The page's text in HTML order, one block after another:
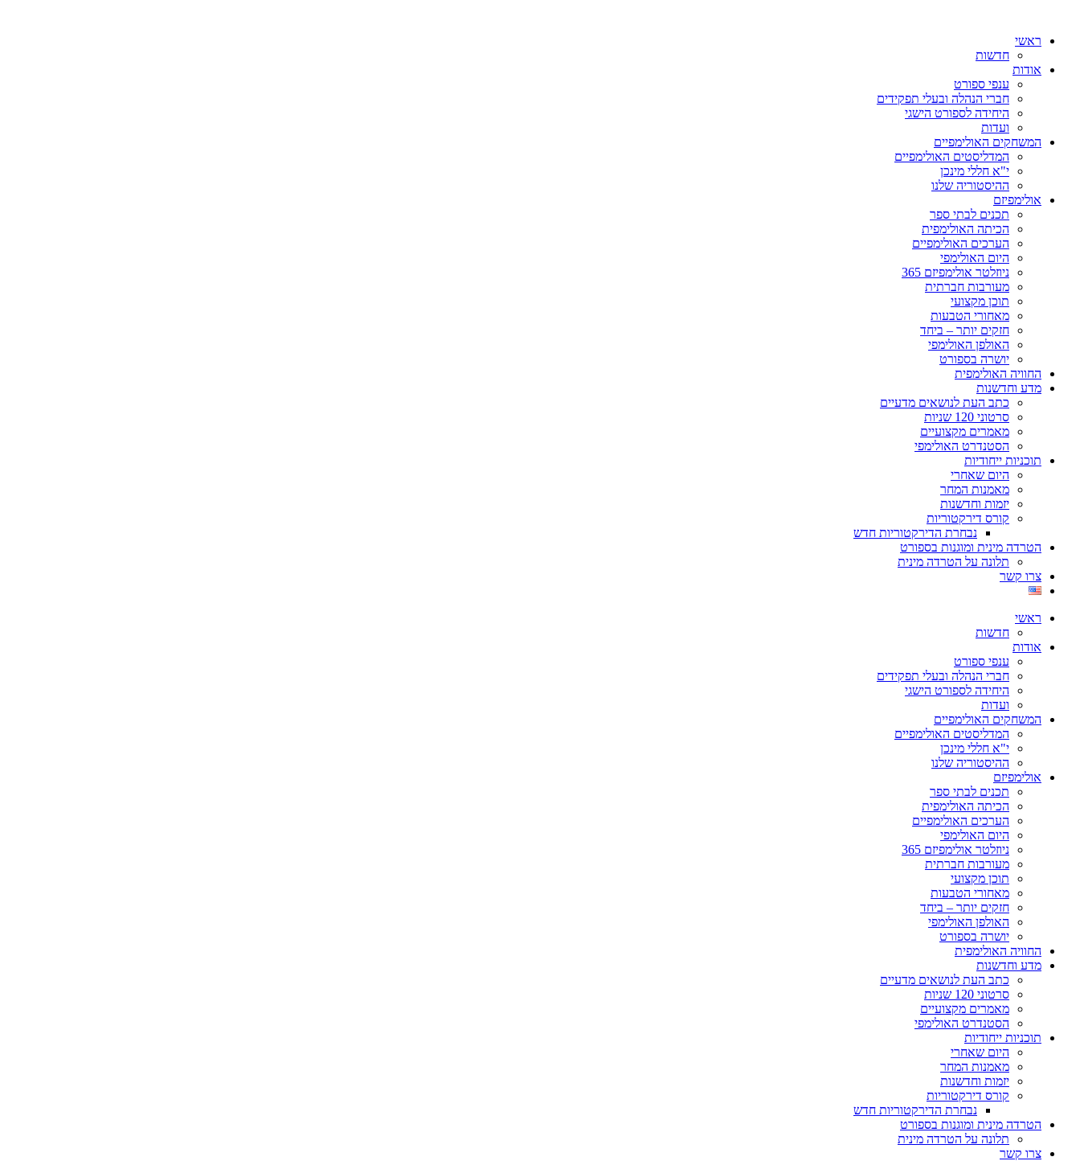
ראשי
חדשות
אודות
ענפי ספורט
חברי הנהלה ובעלי תפקידים
היחידה לספורט הישגי
ועדות
המשחקים האולימפיים
המדליסטים האולימפיים
י"א חללי מינכן
ההיסטוריה שלנו
אולימפיזם
תכנים לבתי ספר
הכיתה האולימפית
הערכים האולימפיים
היום האולימפי
ניוזלטר אולימפיזם 365
מעורבות חברתית
תוכן מקצועי
מאחורי הטבעות
חזקים יותר – ביחד
האולפן האולימפי
יושרה בספורט
החוויה האולימפית
מדע וחדשנות
כתב העת לנושאים מדעיים
סרטוני 120 שניות
מאמרים מקצועיים
הסטנדרט האולימפי
תוכניות ייחודיות
היום שאחרי
מאמנות המחר
יזמות וחדשנות
קורס דירקטוריות
נבחרת הדירקטוריות חדש
הטרדה מינית ומוגנות בספורט
תלונה על הטרדה מינית
צרו קשר
ראשי
חדשות
אודות
ענפי ספורט
חברי הנהלה ובעלי תפקידים
היחידה לספורט הישגי
ועדות
המשחקים האולימפיים
המדליסטים האולימפיים
י"א חללי מינכן
ההיסטוריה שלנו
אולימפיזם
תכנים לבתי ספר
הכיתה האולימפית
הערכים האולימפיים
היום האולימפי
ניוזלטר אולימפיזם 365
מעורבות חברתית
תוכן מקצועי
מאחורי הטבעות
חזקים יותר – ביחד
האולפן האולימפי
יושרה בספורט
החוויה האולימפית
מדע וחדשנות
כתב העת לנושאים מדעיים
סרטוני 120 שניות
מאמרים מקצועיים
הסטנדרט האולימפי
תוכניות ייחודיות
היום שאחרי
מאמנות המחר
יזמות וחדשנות
קורס דירקטוריות
נבחרת הדירקטוריות חדש
הטרדה מינית ומוגנות בספורט
תלונה על הטרדה מינית
צרו קשר